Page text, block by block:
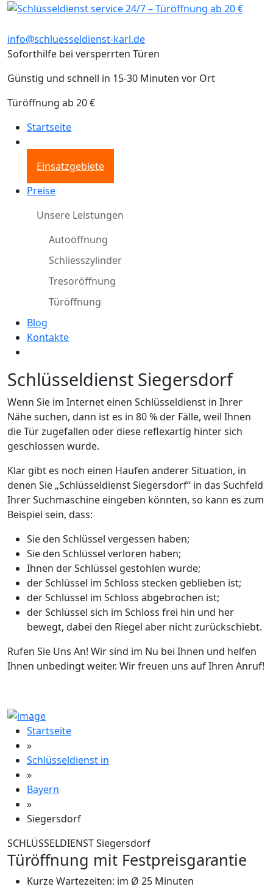
info@schluesseldienst-karl.de
Soforthilfe bei versperrten Türen
Günstig und schnell in 15-30 Minuten vor Ort
Türöffnung ab 20 €
Startseite
Einsatzgebiete
Preise
Unsere Leistungen
Autoöffnung
Schliesszylinder
Tresoröffnung
Türöffnung
Blog
Kontakte
Schlüsseldienst Siegersdorf
Wenn Sie im Internet einen Schlüsseldienst in Ihrer
Nähe suchen, dann ist es in 80 % der Fälle, weil Ihnen
die Tür zugefallen oder diese reflexartig hinter sich
geschlossen wurde.
Klar gibt es noch einen Haufen anderer Situation, in
denen Sie „Schlüsseldienst Siegersdorf“ in das Suchfeld
Ihrer Suchmaschine eingeben könnten, so kann es zum
Beispiel sein, dass:
Sie den Schlüssel vergessen haben;
Sie den Schlüssel verloren haben;
Ihnen der Schlüssel gestohlen wurde;
der Schlüssel im Schloss stecken geblieben ist;
der Schlüssel im Schloss abgebrochen ist;
der Schlüssel sich im Schloss frei hin und her
bewegt, dabei den Riegel aber nicht zurückschiebt.
Rufen Sie Uns An! Wir sind im Nu bei Ihnen und helfen
Ihnen unbedingt weiter. Wir freuen uns auf Ihren Anruf!
Startseite
»
Schlüsseldienst in
»
Bayern
»
Siegersdorf
SCHLÜSSELDIENST Siegersdorf
Türöffnung mit Festpreisgarantie
Kurze Wartezeiten: im Ø 25 Minuten